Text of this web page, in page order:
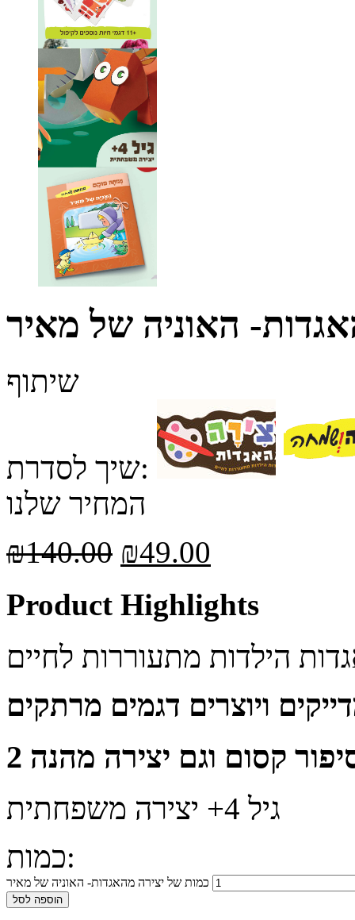
האוניה של מאיר
שיתוף
שיך לסדרת:
המחיר שלנו
₪140.00 ₪49.00
Product Highlights
גיל 4+ יצירה משפחתית
כמות:
כמות של יצירה מהאגדות- האוניה של מאיר
הוספה לסל